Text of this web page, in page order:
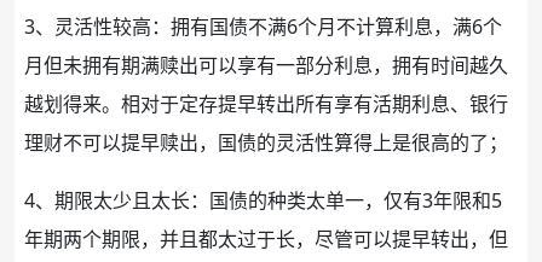
3、灵活性较高：拥有国债不满6个月不计算利息，满6个
月但未拥有期满赎出可以享有一部分利息，拥有时间越久
越划得来。相对于定存提早转出所有享有活期利息、 银行
理财不可以提早赎出，国债的灵活性算得上是很高的了；
4、期限太少且太长：国债的种类太单一，仅有3年限和5
年期两个期限，并且都太过于长，尽管可以提早转出，但